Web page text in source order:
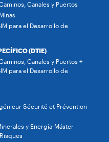
Canales y Puertos
para el Desarrollo de
(DTIE)
Canales y Puertos +
para el Desarrollo de
Sécurité et Prévention
y Energía-Máster